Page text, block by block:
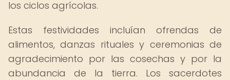
los ciclos agrícolas.
Estas festividades incluían ofrendas de
alimentos, danzas rituales y ceremonias de
agradecimiento por las cosechas y por la
abundancia de la tierra. Los sacerdotes